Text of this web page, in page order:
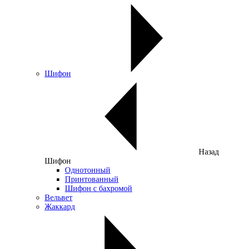
Шифон
Назад
Шифон
Однотонный
Принтованный
Шифон с бахромой
Вельвет
Жаккард